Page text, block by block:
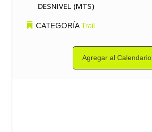
DESNIVEL (MTS)
CATEGORÍATrail
Agregar al Calendario